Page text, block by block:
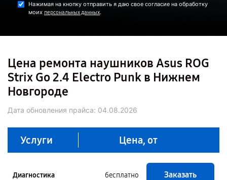
Нажимая на кнопку отправить я даю свое согласие на обработку
моих персональных данных.
Цена ремонта наушников Asus ROG
Strix Go 2.4 Electro Punk в Нижнем
Новгороде
Дата обновления прайса: 04.08.2026
Услуги Цена, от
Диагностика бесплатно Заказать